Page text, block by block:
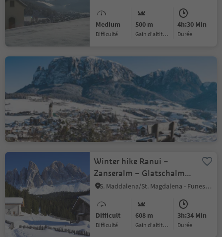
Medium
Difficulté
500 m
Gain d'altitude
4h:30 Min
durée
Winter hike from Seis to
Völs
Siusi/Seis, Kastelruth/Castelrotto, Dolomites Region Seiser Alm
Medium
Difficulté
77 m
Gain d'altitude
1h:49 Min
durée
Winter hike Ranui –
Zanseralm – Glatschalm –
Dusler - Ranui
S. Maddalena/St. Magdalena - Funes/Villnöss, Villnöss/Funes, Dolomites Region Lüsen Villnöss
Difficult
Difficulté
608 m
Gain d'altitude
3h:34 Min
durée